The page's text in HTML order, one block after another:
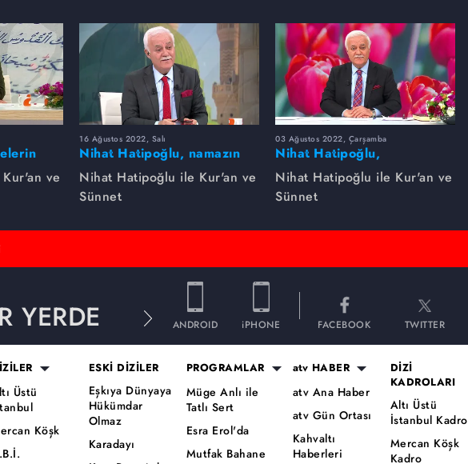
ve
16 Ağustos 2022, Salı
Nihat Hatipoğlu, namazın
güzelliklerini anlatıyor...
Nihat Hatipoğlu ile Kur'an ve
Sünnet
03 Ağustos 2022, Çarşamba
Nihat Hatipoğlu,
Peygamber Efendimizin
gençlere nasihatlarını
anlatıyor...
Nihat Hatipoğlu ile Kur'an ve
Sünnet
YERDE ANDROID iPHONE FACEBOOK TWITTER
Üstü
Köşk
ESKİ DİZİLER
Eşkıya Dünyaya
Hükümdar
Olmaz
Karadayı
PROGRAMLAR
Müge Anlı ile
Tatlı Sert
Esra Erol'da
Mutfak Bahane
atv HABER
atv Ana Haber
atv Gün Ortası
Kahvaltı
Haberleri
DİZİ
KADROLARI
Altı Üstü
İstanbul Kadro
Mercan Köşk
Kadro